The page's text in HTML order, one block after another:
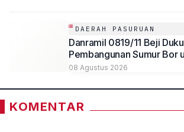
DAERAH PASURUAN
Danramil 0819/11 Beji
Pembangunan Sumur Bor
08 Agustus 2026
KOMENTAR